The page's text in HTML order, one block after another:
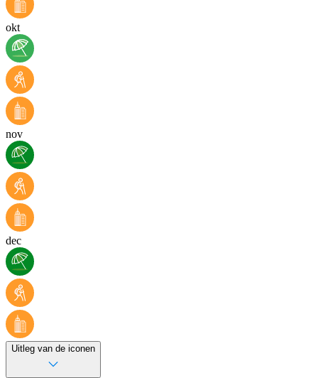
okt
nov
dec
Uitleg van de iconen